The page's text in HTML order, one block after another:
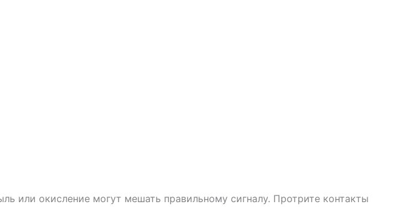
или окисление могут мешать правильному сигналу. Протрите контакты